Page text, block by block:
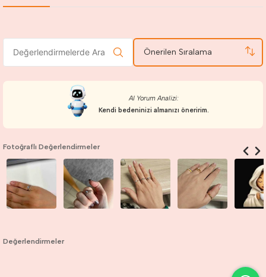
Önerilen Sıralama
AI Yorum Analizi:
Kendi bedeninizi almanızı öneririm.
Fotoğraflı Değerlendirmeler
Değerlendirmeler